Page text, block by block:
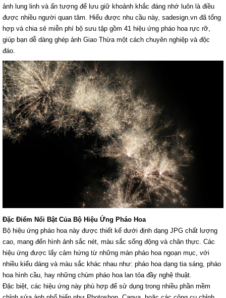
ảnh lung linh và ấn tượng để lưu giữ khoảnh khắc đáng nhớ luôn là điều
được nhiều người quan tâm. Hiểu được nhu cầu này, sadesign.vn đã tổng
hợp và chia sẻ miễn phí bộ sưu tập gồm 41 hiệu ứng pháo hoa rực rỡ,
giúp bạn dễ dàng ghép ảnh Giao Thừa một cách chuyên nghiệp và độc
đáo.
Đặc Điểm Nổi Bật Của Bộ Hiệu Ứng Pháo Hoa
Bộ hiệu ứng pháo hoa này được thiết kế dưới định dạng JPG chất lượng
cao, mang đến hình ảnh sắc nét, màu sắc sống động và chân thực. Các
hiệu ứng được lấy cảm hứng từ những màn pháo hoa ngoạn mục, với
nhiều kiểu dáng và màu sắc khác nhau như: pháo hoa dạng tia sáng, pháo
hoa hình cầu, hay những chùm pháo hoa lan tỏa đầy nghệ thuật.
Đặc biệt, các hiệu ứng này phù hợp để sử dụng trong nhiều phần mềm